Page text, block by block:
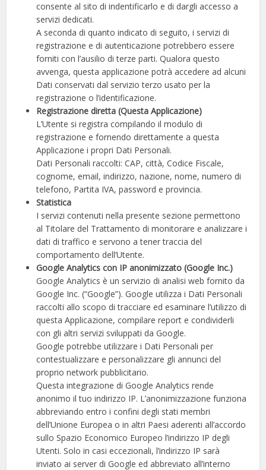
consente al sito di indentificarlo e di dargli accesso a
servizi dedicati.
A seconda di quanto indicato di seguito, i servizi di
registrazione e di autenticazione potrebbero essere
forniti con l’ausilio di terze parti. Qualora questo
avvenga, questa applicazione potrà accedere ad alcuni
Dati conservati dal servizio terzo usato per la
registrazione o l’identificazione.
Registrazione diretta (Questa Applicazione)
L’Utente si registra compilando il modulo di
registrazione e fornendo direttamente a questa
Applicazione i propri Dati Personali.
Dati Personali raccolti: CAP, città, Codice Fiscale,
cognome, email, indirizzo, nazione, nome, numero di
telefono, Partita IVA, password e provincia.
Statistica
I servizi contenuti nella presente sezione permettono
al Titolare del Trattamento di monitorare e analizzare i
dati di traffico e servono a tener traccia del
comportamento dell’Utente.
Google Analytics con IP anonimizzato (Google Inc.)
Google Analytics è un servizio di analisi web fornito da
Google Inc. (“Google”). Google utilizza i Dati Personali
raccolti allo scopo di tracciare ed esaminare l’utilizzo di
questa Applicazione, compilare report e condividerli
con gli altri servizi sviluppati da Google.
Google potrebbe utilizzare i Dati Personali per
contestualizzare e personalizzare gli annunci del
proprio network pubblicitario.
Questa integrazione di Google Analytics rende
anonimo il tuo indirizzo IP. L’anonimizzazione funziona
abbreviando entro i confini degli stati membri
dell’Unione Europea o in altri Paesi aderenti all’accordo
sullo Spazio Economico Europeo l’indirizzo IP degli
Utenti. Solo in casi eccezionali, l’indirizzo IP sarà
inviato ai server di Google ed abbreviato all’interno